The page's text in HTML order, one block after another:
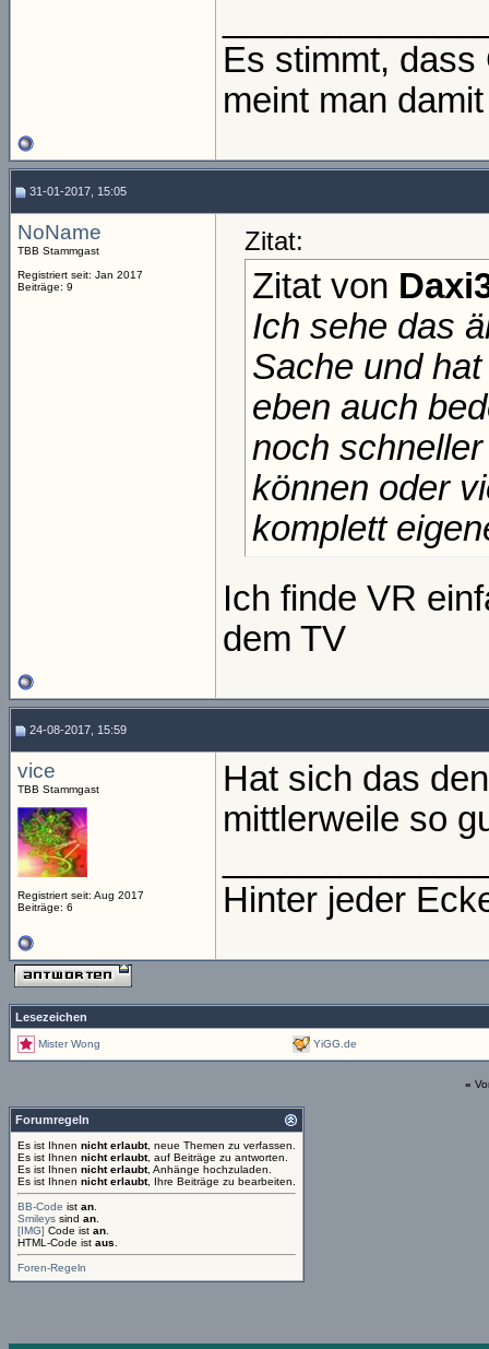
Es stimmt, dass
meint man
31-01-2017, 15:05
NoName
TBB Stammgast
Registriert seit: Jan 2017
Beiträge: 9
Zitat:
Zitat von
Ich sehe das
Sache und
eben auch
noch
können oder
komplett
Ich finde VR
dem TV
24-08-2017, 15:59
vice
TBB Stammgast
Registriert seit: Aug 2017
Beiträge: 6
Hat sich das
mittlerweile so
Hinter jeder
Lesezeichen
Mister Wong YiGG.de
«
Forumregeln
Es ist Ihnen nicht erlaubt, neue Themen zu verfassen.
Es ist Ihnen nicht erlaubt, auf Beiträge zu antworten.
Es ist Ihnen nicht erlaubt, Anhänge hochzuladen.
Es ist Ihnen nicht erlaubt, Ihre Beiträge zu bearbeiten.
BB-Code ist an
Smileys sind an
[IMG] Code ist an
HTML-Code ist aus
Foren-Regeln